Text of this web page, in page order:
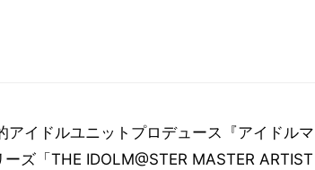
イドルユニットプロデュース『アイドルマ
ズ「THE IDOLM@STER MASTER ARTIST